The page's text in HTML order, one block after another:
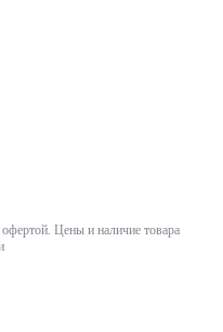
Цены и наличие товара